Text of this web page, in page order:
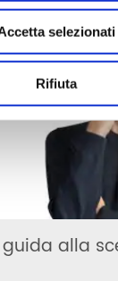
selezionati
Rifiuta
alla